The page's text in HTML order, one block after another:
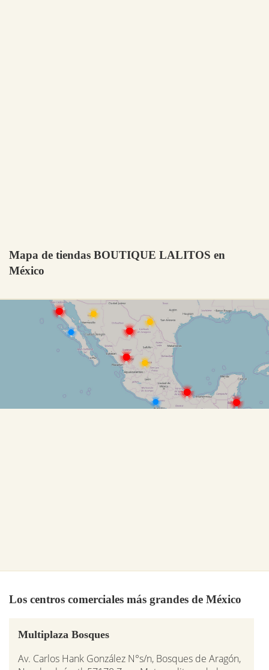
Mapa de tiendas BOUTIQUE LALITOS en
México
Los centros comerciales más grandes de México
Multiplaza Bosques
Av. Carlos Hank González N°s/n, Bosques de Aragón,